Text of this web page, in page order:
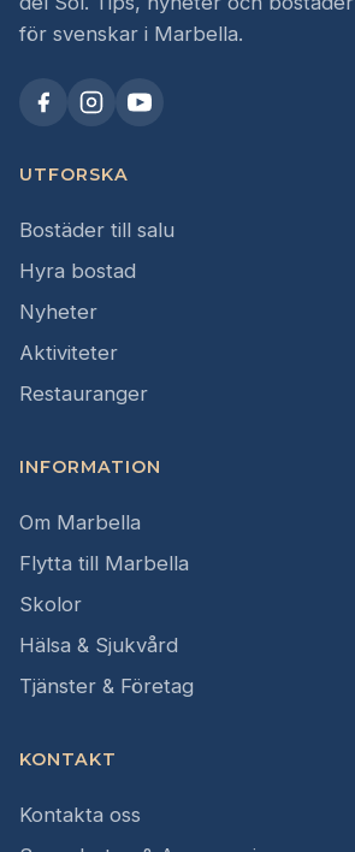
för svenskar i Marbella.
UTFORSKA
Bostäder till salu
Hyra bostad
Nyheter
Aktiviteter
Restauranger
INFORMATION
Om Marbella
Flytta till Marbella
Skolor
Hälsa & Sjukvård
Tjänster & Företag
KONTAKT
Kontakta oss